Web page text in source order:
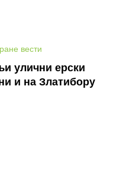
вести
улични ерски
и на Златибору